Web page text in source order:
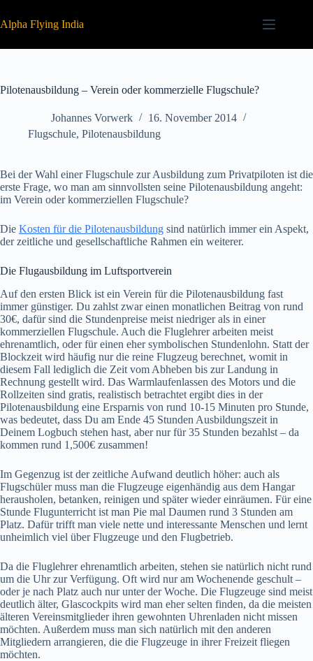
Inhalt
springen
Alpha Flying India
Pilotenausbildung – Verein oder kommerzielle Flugschule?
Johannes Vorwerk
16. November 2014
Flugschule, Pilotenausbildung
Bei der Wahl einer Flugschule zur Ausbildung zum Privatpiloten ist die
erste Frage, wo man am sinnvollsten seine Pilotenausbildung angeht:
im Verein oder kommerziellen Flugschule?
Die Kosten für die Pilotenausbildung sind natürlich immer ein Aspekt,
der zeitliche und gesellschaftliche Rahmen ein weiterer.
Die Flugausbildung im Luftsportverein
Auf den ersten Blick ist ein Verein für die Pilotenausbildung fast
immer günstiger. Du zahlst zwar einen monatlichen Beitrag von rund
30€, dafür sind die Stundenpreise meist niedriger als in einer
kommerziellen Flugschule. Auch die Fluglehrer arbeiten meist
ehrenamtlich, oder für einen eher symbolischen Stundenlohn. Statt der
Blockzeit wird häufig nur die reine Flugzeug berechnet, womit in
diesem Fall lediglich die Zeit vom Abheben bis zur Landung in
Rechnung gestellt wird. Das Warmlaufenlassen des Motors und die
Rollzeiten sind gratis, realistisch betrachtet ergibt dies in der
Pilotenausbildung eine Ersparnis von rund 10-15 Minuten pro Stunde,
was bedeutet, dass Du am Ende 45 Stunden Ausbildungszeit in
Deinem Logbuch stehen hast, aber nur für 35 Stunden bezahlst – da
kommen rund 1,500€ zusammen!
Im Gegenzug ist der zeitliche Aufwand deutlich höher: auch als
Flugschüler muss man die Flugzeuge eigenhändig aus dem Hangar
herausholen, betanken, reinigen und später wieder einräumen. Für eine
Stunde Flugunterricht ist man Pie mal Daumen rund 3 Stunden am
Platz. Dafür trifft man viele nette und interessante Menschen und lernt
unheimlich viel über Flugzeuge und den Flugbetrieb.
Da die Fluglehrer ehrenamtlich arbeiten, stehen sie natürlich nicht rund
um die Uhr zur Verfügung. Oft wird nur am Wochenende geschult –
oder je nach Platz auch nur unter der Woche. Die Flugzeuge sind meist
deutlich älter, Glascockpits wird man eher selten finden, da die meisten
älteren Vereinsmitglieder ihren gewohnten Uhrenladen nicht missen
möchten. Außerdem muss man sich natürlich mit den anderen
Mitgliedern arrangieren, die die Flugzeuge in ihrer Freizeit fliegen
möchten.